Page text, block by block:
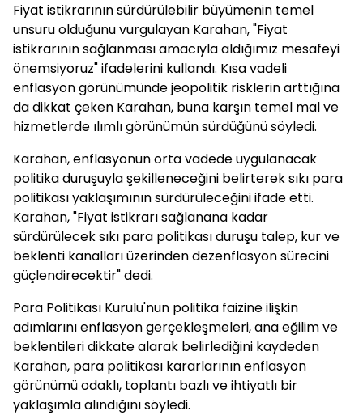
Fiyat istikrarının sürdürülebilir büyümenin temel
unsuru olduğunu vurgulayan Karahan, "Fiyat
istikrarının sağlanması amacıyla aldığımız mesafeyi
önemsiyoruz" ifadelerini kullandı. Kısa vadeli
enflasyon görünümünde jeopolitik risklerin arttığına
da dikkat çeken Karahan, buna karşın temel mal ve
hizmetlerde ılımlı görünümün sürdüğünü söyledi.
Karahan, enflasyonun orta vadede uygulanacak
politika duruşuyla şekilleneceğini belirterek sıkı para
politikası yaklaşımının sürdürüleceğini ifade etti.
Karahan, "Fiyat istikrarı sağlanana kadar
sürdürülecek sıkı para politikası duruşu talep, kur ve
beklenti kanalları üzerinden dezenflasyon sürecini
güçlendirecektir" dedi.
Para Politikası Kurulu'nun politika faizine ilişkin
adımlarını enflasyon gerçekleşmeleri, ana eğilim ve
beklentileri dikkate alarak belirlediğini kaydeden
Karahan, para politikası kararlarının enflasyon
görünümü odaklı, toplantı bazlı ve ihtiyatlı bir
yaklaşımla alındığını söyledi.